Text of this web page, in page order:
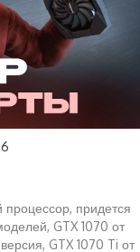
процессор, придется
GTX 1070 от
GTX 1070 Ti от